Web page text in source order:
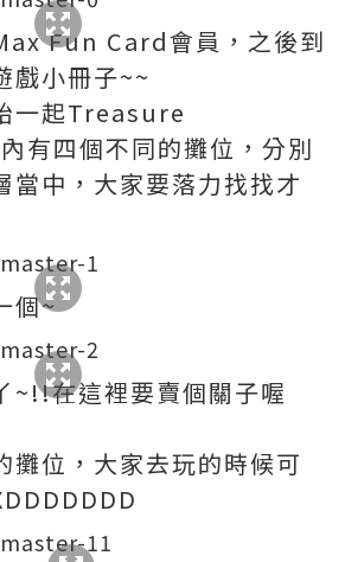
Fun Card會員，之後到
戲小冊子~~
一起Treasure
四個不同的攤位，分別
當中，大家要落力找找才
個~
~!!在這裡要賣個關子喔
攤位，大家去玩的時候可